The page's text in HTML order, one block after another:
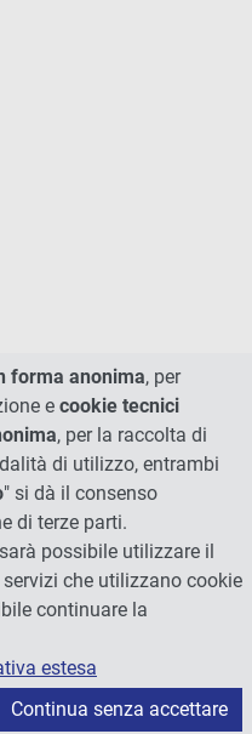
di Perugia
forma anonima, per
e cookie tecnici
, per la raccolta di
di utilizzo, entrambi
" si dà il consenso
di terze parti.
possibile utilizzare il
che utilizzano cookie
continuare la
estesa
Continua senza accettare